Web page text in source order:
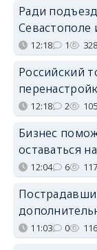
Ради
Севастополе
12:18 1 328
Российский
12:18 2
Бизнес
оставаться
12:04 6
11:03 0